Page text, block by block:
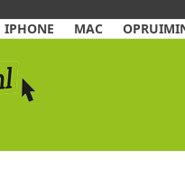
IPHONE MAC